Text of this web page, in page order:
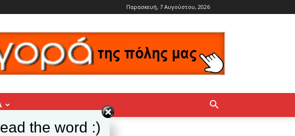
Παρασκευή, 7 Αυγούστου, 2026
the word :)